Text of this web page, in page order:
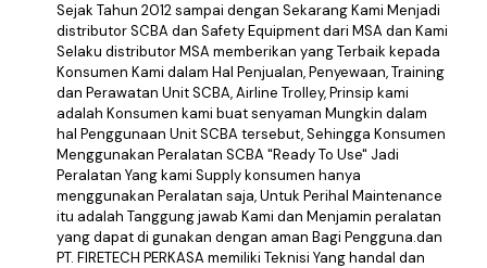
Sejak Tahun 2012 sampai dengan Sekarang Kami Menjadi
distributor SCBA dan Safety Equipment dari MSA dan Kami
Selaku distributor MSA memberikan yang Terbaik kepada
Konsumen Kami dalam Hal Penjualan, Penyewaan, Training
dan Perawatan Unit SCBA, Airline Trolley, Prinsip kami
adalah Konsumen kami buat senyaman Mungkin dalam
hal Penggunaan Unit SCBA tersebut, Sehingga Konsumen
Menggunakan Peralatan SCBA "Ready To Use" Jadi
Peralatan Yang kami Supply konsumen hanya
menggunakan Peralatan saja, Untuk Perihal Maintenance
itu adalah Tanggung jawab Kami dan Menjamin peralatan
yang dapat di gunakan dengan aman Bagi Pengguna.dan
PT. FIRETECH PERKASA memiliki Teknisi Yang handal dan